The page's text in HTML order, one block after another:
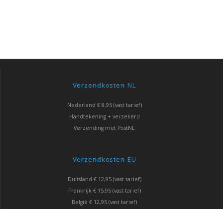
Verzendkosten NL
Nederland € 8,95 (vast tarief)
Handtekening + verzekerd
Verzending met PostNL
Verzendkosten EU
Duitsland € 12,95 (vast tarief)
Frankrijk € 15,95 (vast tarief)
België € 12,95 (vast tarief)